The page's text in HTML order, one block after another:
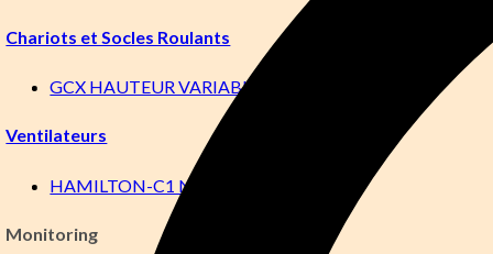
Chariots et Socles Roulants
GCX HAUTEUR VARIABLE
Ventilateurs
HAMILTON-C1 NEO
Monitoring